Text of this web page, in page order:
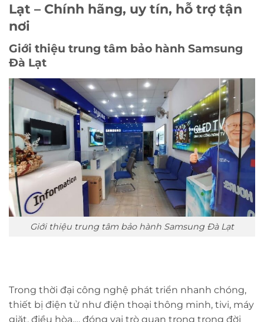
Lạt – Chính hãng, uy tín, hỗ trợ tận
nơi
Giới thiệu trung tâm bảo hành Samsung
Đà Lạt
Giới thiệu trung tâm bảo hành Samsung Đà Lạt
Trong thời đại công nghệ phát triển nhanh chóng,
thiết bị điện tử như điện thoại thông minh, tivi, máy
giặt, điều hòa,… đóng vai trò quan trọng trong đời